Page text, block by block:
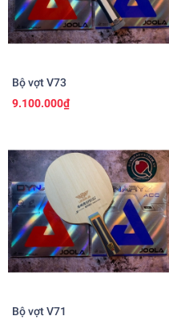
Bộ vợt V73
9.100.000₫
Bộ vợt V71